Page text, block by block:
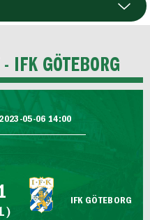
IFK GÖTEBORG
2023-05-06 14:00
IFK GÖTEBORG